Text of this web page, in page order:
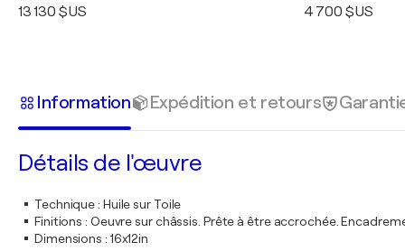
13 130 $US 4 700 $US
Information Expédition et retours
Détails de l'œuvre
Technique: Huile sur Toile
Finitions : Oeuvre sur châssis. Prête à être accrochée.
Dimensions : 16x12in